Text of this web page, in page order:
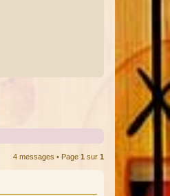
4 messages • Page 1 sur 1